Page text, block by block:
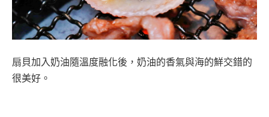
扇貝加入奶油隨溫度融化後，奶油的香氣與海的鮮交錯的
很美好。